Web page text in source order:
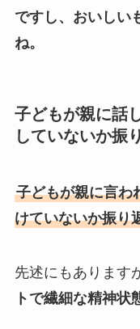
ですし、おいしい
ね。
子どもが親に話
していないか振
子どもが親に言わ
けていないか振り
先述にもあります
トで繊細な精神